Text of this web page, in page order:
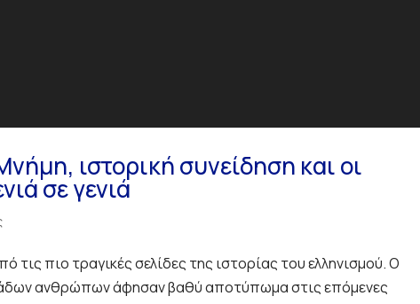
ιστορική συνείδηση και οι
σε γενιά
τις πιο τραγικές σελίδες της ιστορίας του ελληνισμού. Ο
ανθρώπων άφησαν βαθύ αποτύπωμα στις επόμενες